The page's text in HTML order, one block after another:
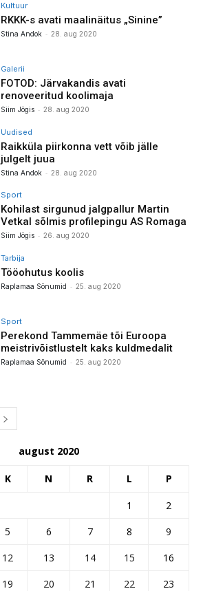
Kultuur
RKKK-s avati maalinäitus „Sinine”
Stina Andok - 28. aug 2020
Galerii
FOTOD: Järvakandis avati
renoveeritud koolimaja
Siim Jõgis - 28. aug 2020
Uudised
Raikküla piirkonna vett võib jälle
julgelt juua
Stina Andok - 28. aug 2020
Sport
Kohilast sirgunud jalgpallur Martin
Vetkal sõlmis profilepingu AS Romaga
Siim Jõgis - 26. aug 2020
Tarbija
Tööohutus koolis
Raplamaa Sõnumid - 25. aug 2020
Sport
Perekond Tammemäe tõi Euroopa
meistrivõistlustelt kaks kuldmedalit
Raplamaa Sõnumid - 25. aug 2020
august 2020
K N R L P
1
2
5 6 7 8
9
12 13 14 15
16
19 20 21 22
23